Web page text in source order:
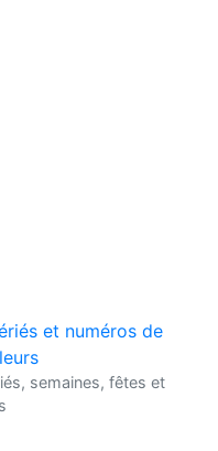
semaines, fêtes et